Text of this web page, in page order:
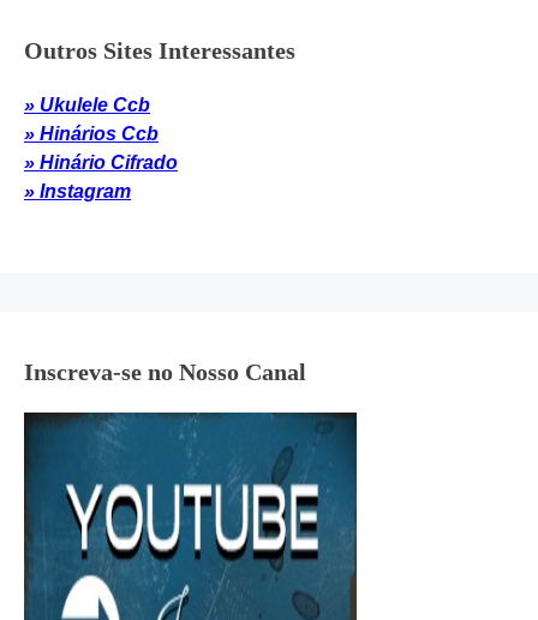
Outros Sites Interessantes
» Ukulele Ccb
» Hinários Ccb
» Hinário Cifrado
» Instagram
Inscreva-se no Nosso Canal